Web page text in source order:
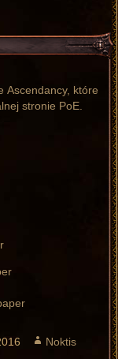
Ascendancy, które
stronie PoE.
Autor
Noktis